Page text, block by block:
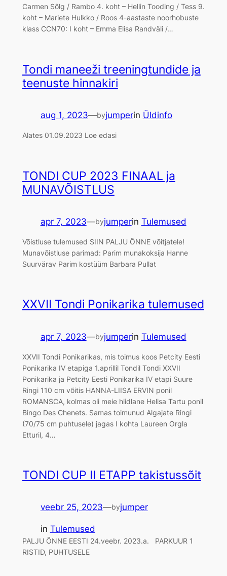
Carmen Sõlg / Rambo 4. koht – Hellin Tooding / Tess 9.
koht – Mariete Hulkko / Roos 4-aastaste noorhobuste
klass CCN70: I koht – Emma Elisa Randväli /…
Tondi maneeži treeningtundide ja
teenuste hinnakiri
aug 1, 2023—byjumperin Üldinfo
Alates 01.09.2023 Loe edasi
TONDI CUP 2023 FINAAL ja
MUNAVÕISTLUS
apr 7, 2023—byjumperin Tulemused
Võistluse tulemused SIIN PALJU ÕNNE võitjatele!
Munavõistluse parimad: Parim munakoksija Hanne
Suurvärav Parim kostüüm Barbara Pullat
XXVII Tondi Ponikarika tulemused
apr 7, 2023—byjumperin Tulemused
XXVII Tondi Ponikarikas, mis toimus koos Petcity Eesti
Ponikarika IV etapiga 1.aprillil Tondil Tondi XXVII
Ponikarika ja Petcity Eesti Ponikarika IV etapi Suure
Ringi 110 cm võitis HANNA-LIISA ERVIN ponil
ROMANSCA, kolmas oli meie hiidlane Helisa Tartu ponil
Bingo Des Chenets. Samas toimunud Algajate Ringi
(70/75 cm puhtusele) jagas I kohta Laureen Orgla
Etturil, 4…
TONDI CUP II ETAPP takistussõit
veebr 25, 2023—byjumper
in Tulemused
PALJU ÕNNE EESTI 24.veebr. 2023.a. PARKUUR 1
RISTID, PUHTUSELE